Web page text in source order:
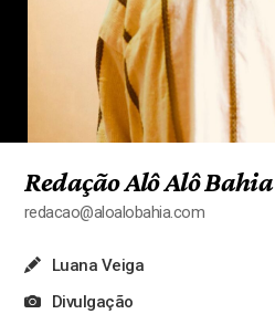
Redação Alô Alô Bahia
redacao@aloalobahia.com
Luana Veiga
Divulgação